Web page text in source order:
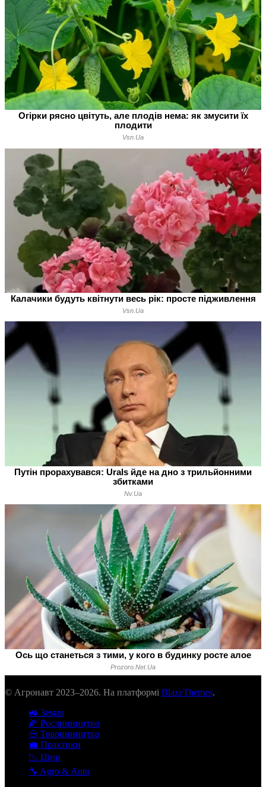
© Агронавт 2023–2026. На платформі BlazeThemes.
🚜 Земля
🌽 Рослинництво
🐽 Тваринництво
💼 Практики
📉 Ціни
🔧 Agro & Auto